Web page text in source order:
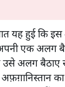
यह हुई कि इस
एक अलग
उसे अलग
का